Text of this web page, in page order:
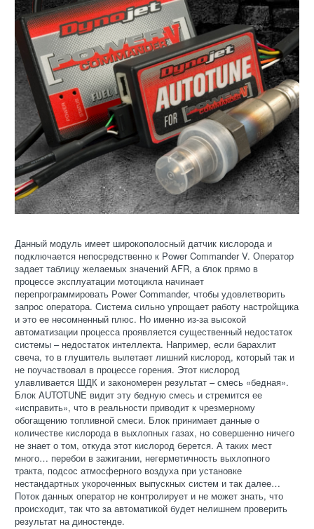
Данный модуль имеет широкополосный датчик кислорода и
подключается непосредственно к Power Commander V. Оператор
задает таблицу желаемых значений AFR, а блок прямо в
процессе эксплуатации мотоцикла начинает
перепрограммировать Power Commander, чтобы удовлетворить
запрос оператора. Система сильно упрощает работу настройщика
и это ее несомненный плюс. Но именно из-за высокой
автоматизации процесса проявляется существенный недостаток
системы – недостаток интеллекта. Например, если барахлит
свеча, то в глушитель вылетает лишний кислород, который так и
не поучаствовал в процессе горения. Этот кислород
улавливается ШДК и закономерен результат – смесь «бедная».
Блок AUTOTUNE видит эту бедную смесь и стремится ее
«исправить», что в реальности приводит к чрезмерному
обогащению топливной смеси. Блок принимает данные о
количестве кислорода в выхлопных газах, но совершенно ничего
не знает о том, откуда этот кислород берется. А таких мест
много… перебои в зажигании, негерметичность выхлопного
тракта, подсос атмосферного воздуха при установке
нестандартных укороченных выпускных систем и так далее…
Поток данных оператор не контролирует и не может знать, что
происходит, так что за автоматикой будет нелишнем проверить
результат на диностенде.